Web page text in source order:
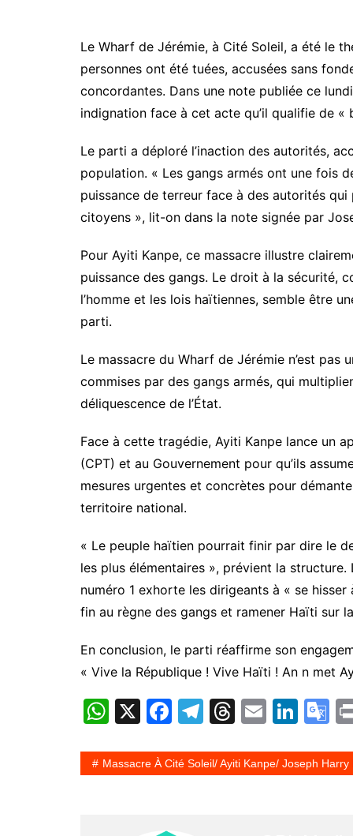
Le Wharf de Jérémie, à Cité Soleil, a été le
personnes ont été tuées, accusées sans
concordantes. Dans une note publiée ce
indignation face à cet acte qu’il qualifie de «
Le parti a déploré l’inaction des autorités,
population. « Les gangs armés ont une fois
puissance de terreur face à des autorités
citoyens », lit-on dans la note signée par
Pour Ayiti Kanpe, ce massacre illustre
puissance des gangs. Le droit à la sécurité,
l’homme et les lois haïtiennes, semble être
parti.
Le massacre du Wharf de Jérémie n’est pas
commises par des gangs armés, qui
déliquescence de l’État.
Face à cette tragédie, Ayiti Kanpe lance un
(CPT) et au Gouvernement pour qu’ils
mesures urgentes et concrètes pour
territoire national.
« Le peuple haïtien pourrait finir par dire le
les plus élémentaires », prévient la
numéro 1 exhorte les dirigeants à « se
fin au règne des gangs et ramener Haïti sur
En conclusion, le parti réaffirme son
« Vive la République ! Vive Haïti ! An n met
W
at
X
F
c
T
e
T
e
E
ai
Li
k
G
o
Massacre À Cité Soleil/ Ayiti Kanpe/ Joseph Harry